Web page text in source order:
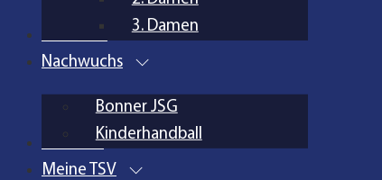
3. Damen
Nachwuchs
Bonner JSG
Kinderhandball
Inklusion
Meine TSV